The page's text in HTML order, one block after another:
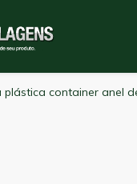
plástica container anel